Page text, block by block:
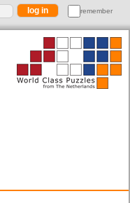
remember